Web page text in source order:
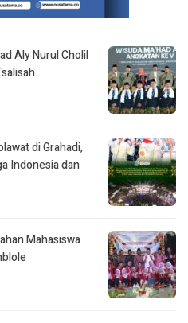
Aly Nurul Cholil
di Grahadi,
Indonesia dan
Mahasiswa